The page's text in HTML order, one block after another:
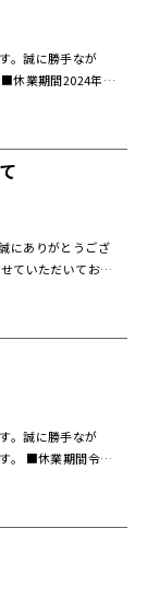
。誠に勝手なが
■休業期間2024年8
にありがとうござ
ていただいており
。誠に勝手なが
。 ■休業期間令和